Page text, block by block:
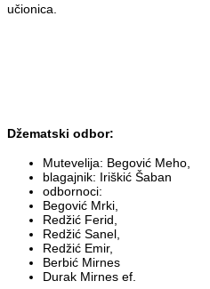
učionica.
Džematski odbor:
Mutevelija: Begović Meho,
blagajnik: Iriškić Šaban
odbornoci:
Begović Mrki,
Redžić Ferid,
Redžić Sanel,
Redžić Emir,
Berbić Mirnes
Durak Mirnes ef.